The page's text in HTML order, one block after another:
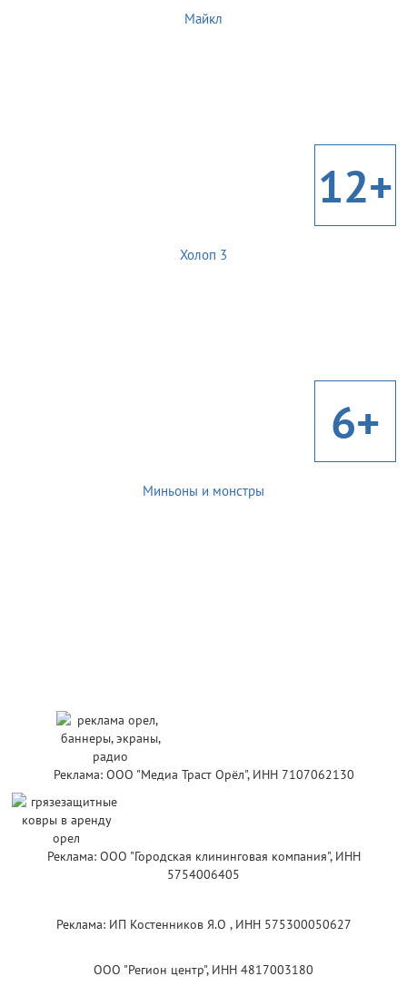
Майкл
12+
Холоп 3
6+
Миньоны и монстры
Реклама: ООО "Медиа Траст Орёл", ИНН 7107062130
Реклама: ООО "Городская клининговая компания", ИНН
5754006405
Реклама: ИП Костенников Я.О , ИНН 575300050627
ООО "Регион центр", ИНН 4817003180